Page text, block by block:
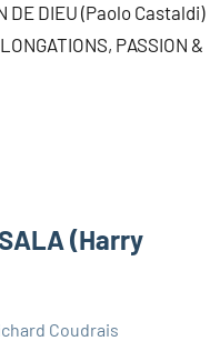
DE DIEU (Paolo Castaldi)
PASSION &
SALA (Harry
Coudrais